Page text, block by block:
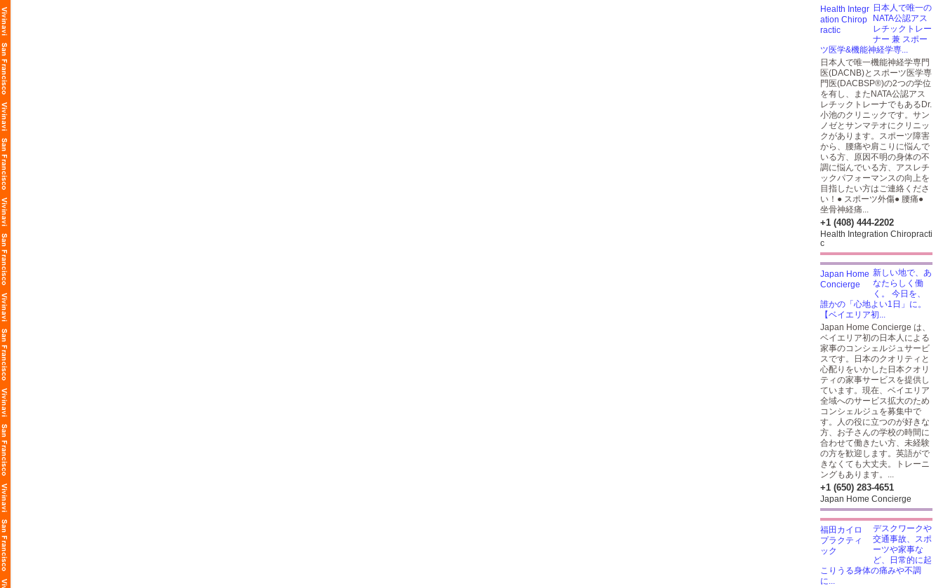
日本人で唯一の
NATA公認アス
レチックトレー
ナー 兼 スポー
ツ医学&機能神経学専...
日本人で唯一機能神経学専門
医(DACNB)とスポーツ医学専
門医(DACBSP®)の2つの学位
を有し、またNATA公認アス
レチックトレーナでもあるDr.
小池のクリニックです。サン
ノゼとサンマテオにクリニッ
クがあります。スポーツ障害
から、腰痛や肩こりに悩んで
いる方、原因不明の身体の不
調に悩んでいる方、アスレチ
ックパフォーマンスの向上を
目指したい方はご連絡くださ
い！● スポーツ外傷● 腰痛●
坐骨神経痛...
+1 (408) 444-2202
Health Integration Chiropracti
c
新しい地で、あ
なたらしく働
く。 今日を、
誰かの「心地よい1日」に。
【ベイエリア初...
Japan Home Concierge は、
ベイエリア初の日本人による
家事のコンシェルジュサービ
スです。日本のクオリティと
心配りをいかした日本クオリ
ティの家事サービスを提供し
ています。現在、ベイエリア
全域へのサービス拡大のため
コンシェルジュを募集中で
す。人の役に立つのが好きな
方、お子さんの学校の時間に
合わせて働きたい方、未経験
の方を歓迎します。英語がで
きなくても大丈夫。トレーニ
ングもあります。...
+1 (650) 283-4651
Japan Home Concierge
デスクワークや
交通事故、スポ
ーツや家事な
ど、日常的に起
こりうる身体の痛みや不調
に...